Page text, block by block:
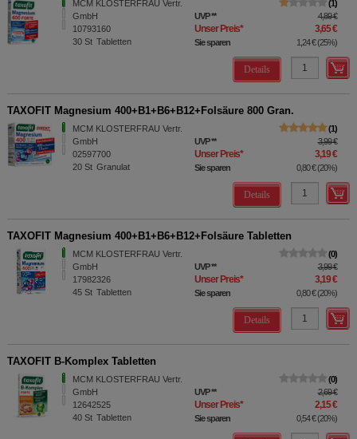
MCM KLOSTERFRAU Vertr.
GmbH
10793160
30 St Tabletten
1
UVP** 4,89 €
Unser Preis* 3,65 €
Sie sparen 1,24 €(25%)
Details
TAXOFIT Magnesium 400+B1+B6+B12+Folsäure 800 Gran.
MCM KLOSTERFRAU Vertr.
GmbH
02597700
20 St Granulat
1
UVP** 3,99 €
Unser Preis* 3,19 €
Sie sparen 0,80 €(20%)
Details
TAXOFIT Magnesium 400+B1+B6+B12+Folsäure Tabletten
MCM KLOSTERFRAU Vertr.
GmbH
17982326
45 St Tabletten
0
UVP** 3,99 €
Unser Preis* 3,19 €
Sie sparen 0,80 €(20%)
Details
TAXOFIT B-Komplex Tabletten
MCM KLOSTERFRAU Vertr.
GmbH
12642525
40 St Tabletten
0
UVP** 2,69 €
Unser Preis* 2,15 €
Sie sparen 0,54 €(20%)